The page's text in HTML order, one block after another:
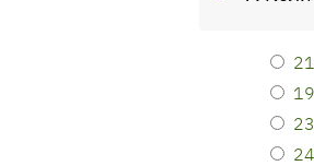
21
19
23
24